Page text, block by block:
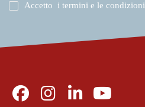
Accetto i termini e le condizioni